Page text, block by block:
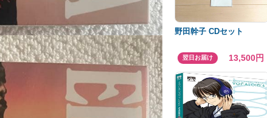
野田幹子 CDセット
翌日お届け 13,500円